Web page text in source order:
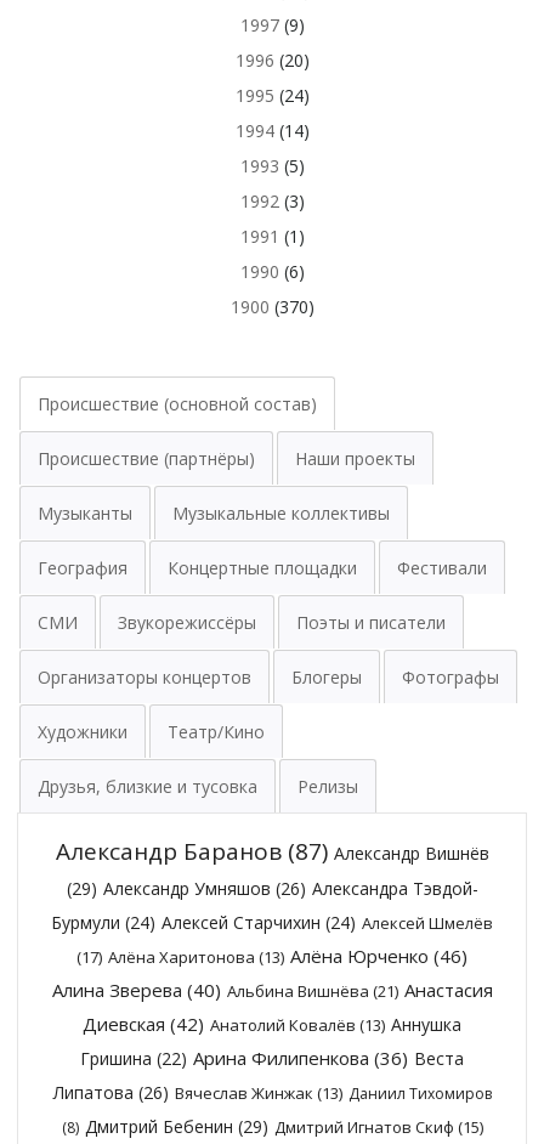
1997(9)
1996 (20)
1995 (24)
1994(14)
1993 (5)
1992(3)
1991 (1)
1990 (6)
1900 (370)
Происшествие (основной состав)
Происшествие (партнёры) Наши проекты
Музыканты Музыкальные коллективы
География Концертные площадки Фестивали
СМИ Звукорежиссёры Поэты и писатели
Организаторы концертов Блогеры Фотографы
Художники Театр/Кино
Друзья, близкие и тусовка Релизы
Александр Баранов(87) Александр Вишнёв
(29) Александр Умняшов (26) Александра Тэвдой-
Бурмули (24) Алексей Старчихин (24) Алексей Шмелёв
(17) Алёна Харитонова (13) Алёна Юрченко (46)
Алина Зверева (40) Альбина Вишнёва (21) Анастасия
Диевская (42) Анатолий Ковалёв (13) Аннушка
Гришина (22) Арина Филипенкова (36) Веста
Липатова (26) Вячеслав Жинжак (13) Даниил Тихомиров
(8) Дмитрий Бебенин (29) Дмитрий Игнатов Скиф (15)